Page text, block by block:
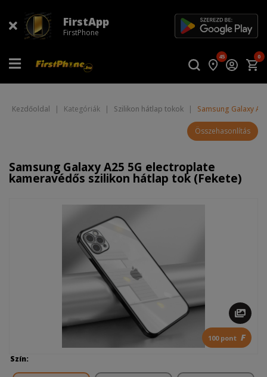
FirstApp
FirstPhone
45 0
Kezdőoldal | Kategóriák | Szilikon hátlap tokok | Samsung Galaxy
Összehasonlítás
Samsung Galaxy A25 5G electroplate
kameravédős szilikon hátlap tok (Fekete)
100 pont F
Szín: